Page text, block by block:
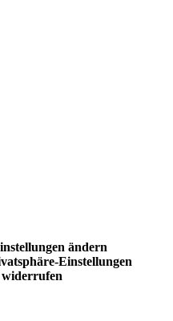
ändern
Einstellungen